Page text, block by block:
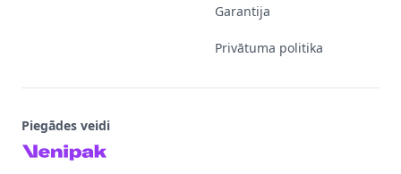
Garantija
Privātuma politika
Piegādes veidi